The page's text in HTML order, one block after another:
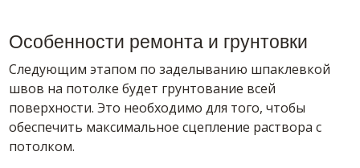
Особенности ремонта и грунтовки
Следующим этапом по заделыванию шпаклевкой
швов на потолке будет грунтование всей
поверхности. Это необходимо для того, чтобы
обеспечить максимальное сцепление раствора с
потолком.